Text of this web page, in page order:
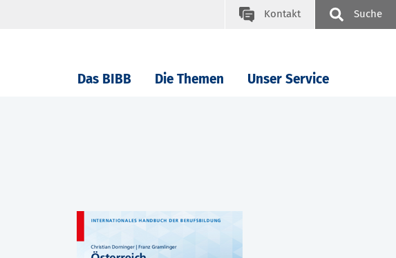
Kontakt Suche
Das BIBB Die Themen Unser Service